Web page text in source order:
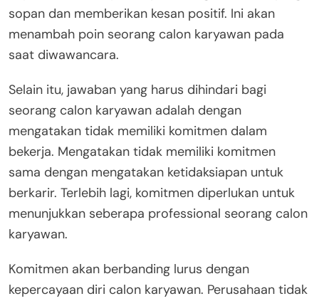
sopan dan memberikan kesan positif. Ini akan
menambah poin seorang calon karyawan pada
saat diwawancara.
Selain itu, jawaban yang harus dihindari bagi
seorang calon karyawan adalah dengan
mengatakan tidak memiliki komitmen dalam
bekerja. Mengatakan tidak memiliki komitmen
sama dengan mengatakan ketidaksiapan untuk
berkarir. Terlebih lagi, komitmen diperlukan untuk
menunjukkan seberapa professional seorang calon
karyawan.
Komitmen akan berbanding lurus dengan
kepercayaan diri calon karyawan. Perusahaan tidak